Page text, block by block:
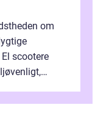
om
scootere